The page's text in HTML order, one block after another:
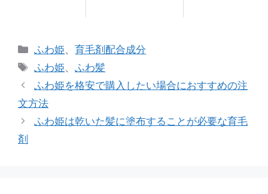
カ
テ
リ
ー
ふわ姫、育毛剤配合成分
タ
グ
ふわ姫、ふわ髪
ふわ姫を格安で購入したい場合におすすめの注
文方法
ふわ姫は乾いた髪に塗布することが必要な育毛
剤